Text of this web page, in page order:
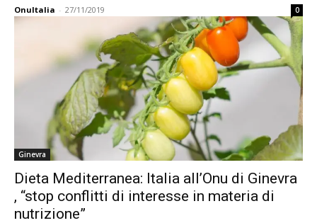
OnuItalia - 27/11/2019 0
Ginevra
Dieta Mediterranea: Italia all’Onu di Ginevra
, “stop conflitti di interesse in materia di
nutrizione”